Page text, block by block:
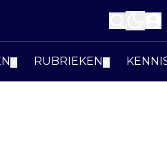
RUBRIEKEN